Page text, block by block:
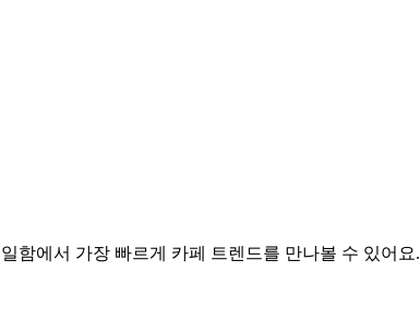
함에서 가장 빠르게 카페 트렌드를 만나볼 수 있어요.